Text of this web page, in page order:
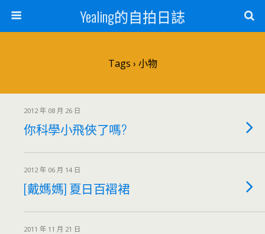
Yealing的自拍日誌
Tags › 小物
2012 年 08 月 26 日
你科學小飛俠了嗎?
2012 年 06 月 14 日
[戴媽媽] 夏日百褶裙
2011 年 11 月 21 日